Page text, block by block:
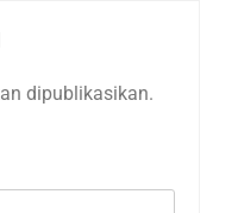
dipublikasikan.